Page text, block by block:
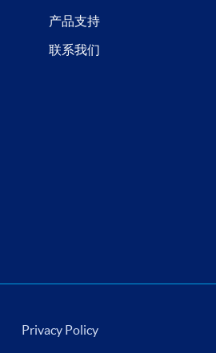
产品支持
联系我们
Privacy Policy